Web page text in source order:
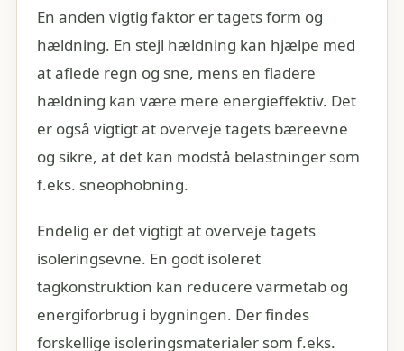
En anden vigtig faktor er tagets form og
hældning. En stejl hældning kan hjælpe med
at aflede regn og sne, mens en fladere
hældning kan være mere energieffektiv. Det
er også vigtigt at overveje tagets bæreevne
og sikre, at det kan modstå belastninger som
f.eks. sneophobning.
Endelig er det vigtigt at overveje tagets
isoleringsevne. En godt isoleret
tagkonstruktion kan reducere varmetab og
energiforbrug i bygningen. Der findes
forskellige isoleringsmaterialer som f.eks.